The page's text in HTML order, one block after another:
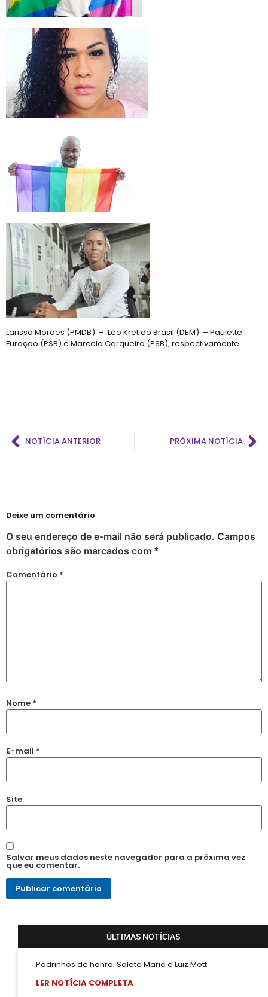
Larissa Moraes (PMDB) – Léo Kret do Brasil (DEM) – Paulette
Furaçao (PSB) e Marcelo Cerqueira (PSB), respectivamente.
NOTÍCIA ANTERIOR PRÓXIMA NOTÍCIA
Deixe um comentário
O seu endereço de e-mail não será publicado. Campos
obrigatórios são marcados com *
Comentário *
Nome *
E-mail *
Site
Salvar meus dados neste navegador para a próxima vez
que eu comentar.
ÚLTIMAS NOTÍCIAS
Padrinhos de honra: Salete Maria e Luiz Mott
LER NOTÍCIA COMPLETA